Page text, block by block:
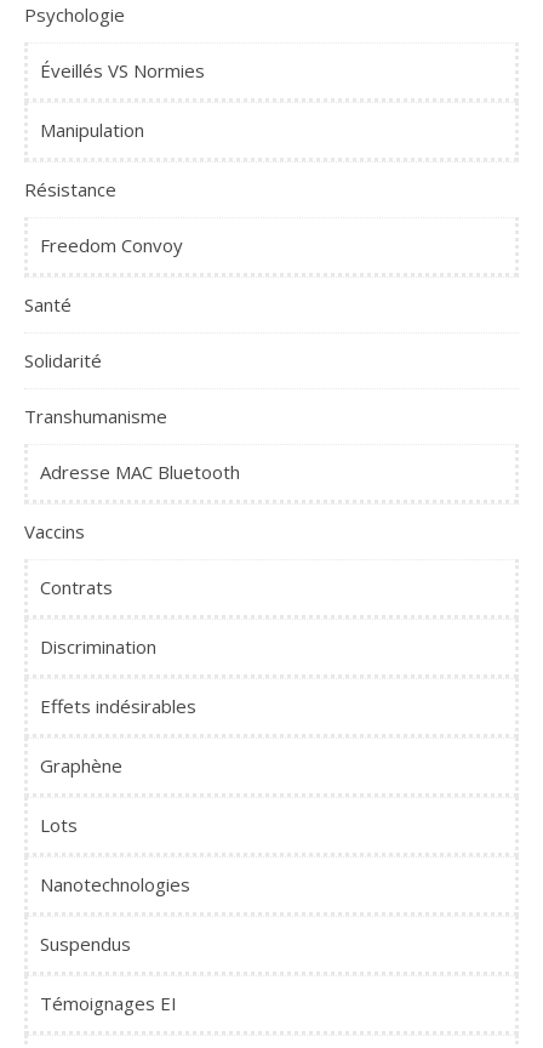
Psychologie
Éveillés VS Normies
Manipulation
Résistance
Freedom Convoy
Santé
Solidarité
Transhumanisme
Adresse MAC Bluetooth
Vaccins
Contrats
Discrimination
Effets indésirables
Graphène
Lots
Nanotechnologies
Suspendus
Témoignages EI